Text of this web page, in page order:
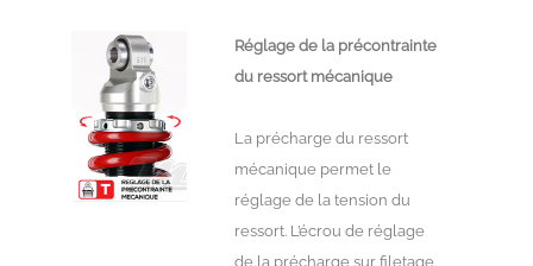
Réglage de la précontrainte
du ressort mécanique
La précharge du ressort
mécanique permet le
réglage de la tension du
ressort. L’écrou de réglage
de la précharge sur filetage